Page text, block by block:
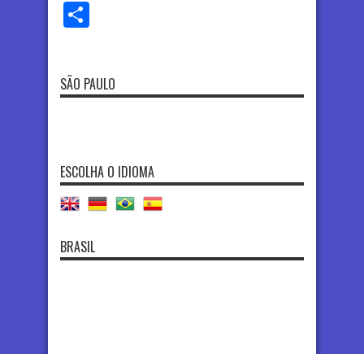
SÃO PAULO
ESCOLHA O IDIOMA
BRASIL